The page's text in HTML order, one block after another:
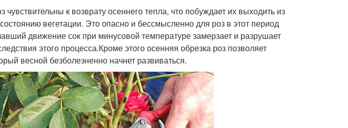
к возврату осеннего тепла, что побуждает их выходить из
вегетации. Это опасно и бессмысленно для роз в этот период
движение сок при минусовой температуре замерзает и разрушает
этого процесса.Кроме этого осенняя обрезка роз позволяет
весной безболезненно начнет развиваться.